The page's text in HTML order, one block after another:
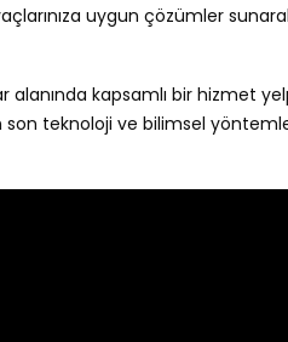
uygun çözümler
kapsamlı bir hizmet
teknoloji ve bilimsel